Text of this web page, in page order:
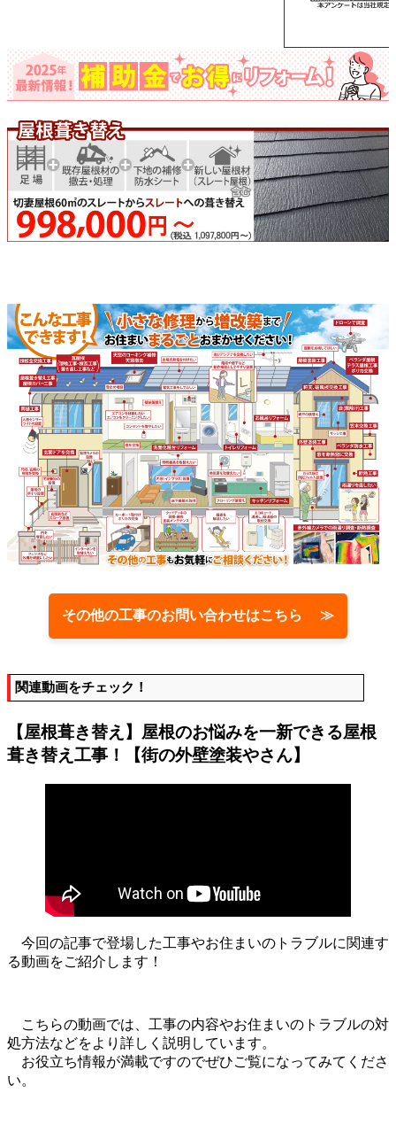
その他の工事のお問い合わせはこちら ≫
関連動画をチェック！
【屋根葺き替え】屋根のお悩みを一新できる屋根
葺き替え工事！【街の外壁塗装やさん】
今回の記事で登場した工事やお住まいのトラブルに関連す
る動画をご紹介します！
こちらの動画では、工事の内容やお住まいのトラブルの対
処方法などをより詳しく説明しています。
お役立ち情報が満載ですのでぜひご覧になってみてくださ
い。